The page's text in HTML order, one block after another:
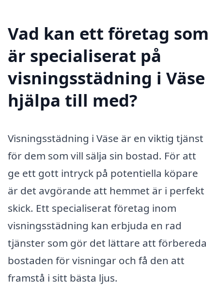
Vad kan ett företag som
är specialiserat på
visningsstädning i Väse
hjälpa till med?
Visningsstädning i Väse är en viktig tjänst
för dem som vill sälja sin bostad. För att
ge ett gott intryck på potentiella köpare
är det avgörande att hemmet är i perfekt
skick. Ett specialiserat företag inom
visningsstädning kan erbjuda en rad
tjänster som gör det lättare att förbereda
bostaden för visningar och få den att
framstå i sitt bästa ljus.